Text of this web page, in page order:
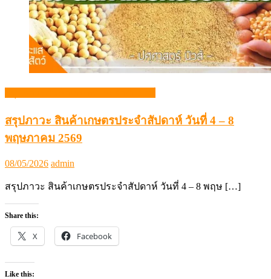
สรุปภาวะ สินค้าเกษตรประจำสัปดาห์ วันที่ 4 – 8
พฤษภาคม 2569
Posted
08/05/2026 Author
admin
สรุปภาวะ สินค้าเกษตรประจำสัปดาห์ วันที่ 4 – 8 พฤษ […]
Share this:
X Facebook
Like this: